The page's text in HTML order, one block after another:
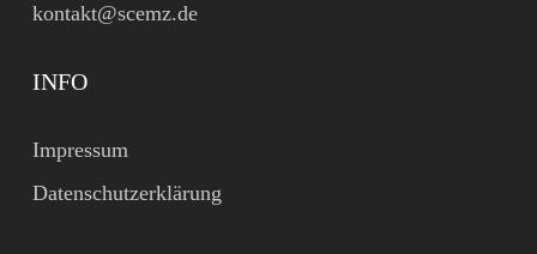
kontakt@scemz.de
INFO
Impressum
Datenschutzerklärung